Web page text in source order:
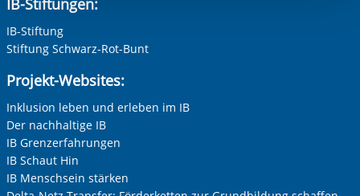
Einwilligung.
IB-Stiftung
Stiftung Schwarz-Rot-Bunt
Projekt-Websites:
Inklusion leben und erleben im IB
Der nachhaltige IB
IB Grenzerfahrungen
IB Schaut Hin
IB Menschsein stärken